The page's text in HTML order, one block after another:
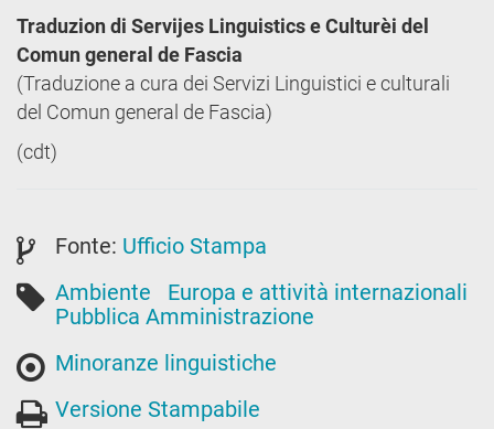
Traduzion di Servijes Linguistics e Culturèi del
Comun general de Fascia
(Traduzione a cura dei Servizi Linguistici e culturali
del Comun general de Fascia)
(cdt)
Fonte: Ufficio Stampa
Ambiente
Europa e attività internazionali
Pubblica Amministrazione
Minoranze linguistiche
Versione Stampabile